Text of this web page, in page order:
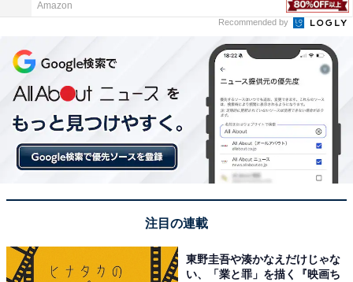
Amazon
Recommended by
注目の連載
東野圭吾や湊かなえだけじゃな
い、「業と罪」を描く『映画ち